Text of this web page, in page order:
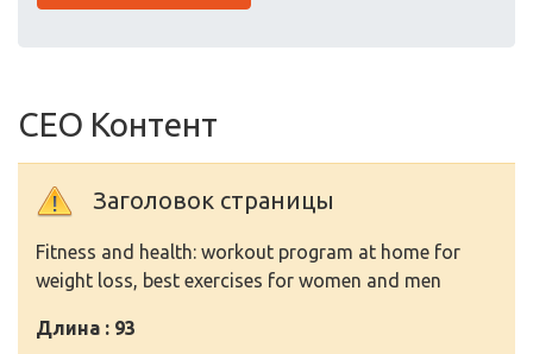
СЕО Контент
Заголовок страницы
Fitness and health: workout program at home for
weight loss, best exercises for women and men
Длина : 93